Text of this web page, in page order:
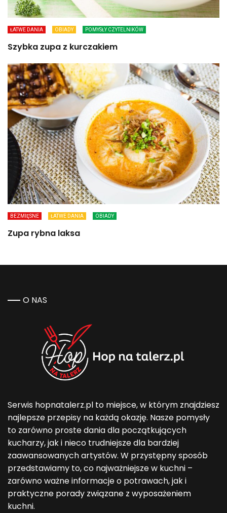
ŁATWE DANIA OBIADY POMYSŁY CZYTELNIKÓW
Szybka zupa z kurczakiem
BEZMIĘSNE ŁATWE DANIA OBIADY
Zupa rybna laksa
O NAS
Serwis hopnatalerz.pl to miejsce, w którym znajdziesz
najlepsze przepisy na każdą okazję. Nasze pomysły
to zarówno proste dania dla początkujących
kucharzy, jak i nieco trudniejsze dla bardziej
zaawansowanych artystów. W przystępny sposób
przedstawiamy to, co najważniejsze w kuchni –
zarówno ważne informacje o potrawach, jak i
praktyczne porady związane z wyposażeniem
kuchni.